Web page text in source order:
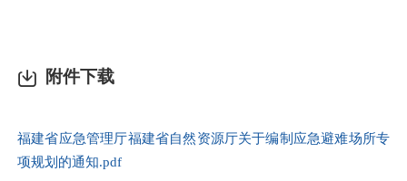
附件下载
福建省应急管理厅福建省自然资源厅关于编制应急避难场所专
项规划的通知.pdf